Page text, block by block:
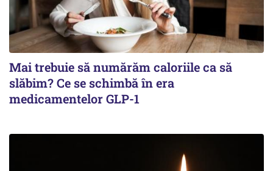
Mai trebuie să numărăm caloriile ca să
slăbim? Ce se schimbă în era
medicamentelor GLP-1